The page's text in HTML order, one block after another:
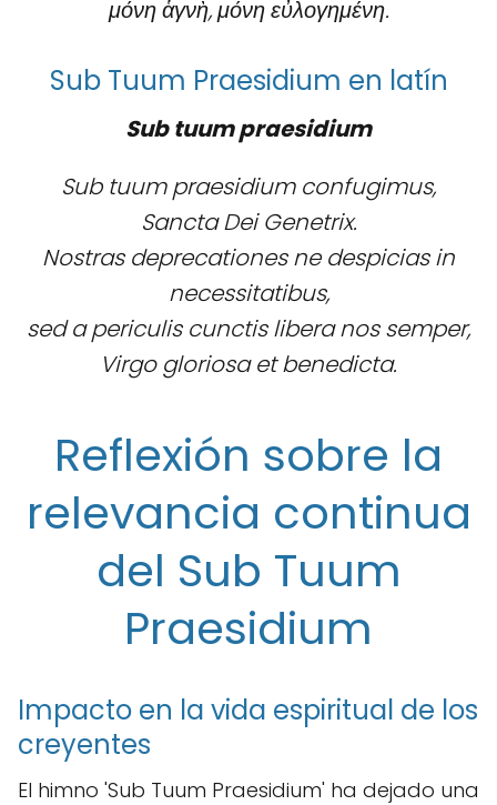
μόνη ἁγνὴ, μόνη εὐλογημένη.
Sub Tuum Praesidium en latín
Sub tuum praesidium
Sub tuum praesidium confugimus,
Sancta Dei Genetrix.
Nostras deprecationes ne despicias in
necessitatibus,
sed a periculis cunctis libera nos semper,
Virgo gloriosa et benedicta.
Reflexión sobre la
relevancia continua
del Sub Tuum
Praesidium
Impacto en la vida espiritual de los
creyentes
El himno 'Sub Tuum Praesidium' ha dejado una